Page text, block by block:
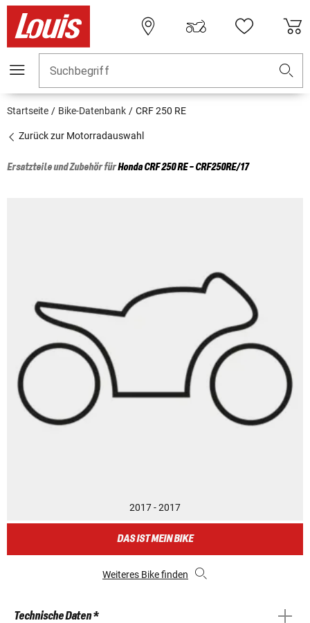
Suchbegriff
Startseite Bike-Datenbank CRF 250 RE
Zurück zur Motorradauswahl
Ersatzteile und Zubehör fürHondaCRF 250 RE - CRF250RE/17
2017 - 2017
DAS IST MEIN BIKE
Weiteres Bike finden
Technische Daten *